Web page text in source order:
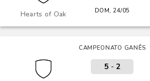
Hearts of Oak DOM, 24/05
CAMPEONATO GANÊS
5 - 2